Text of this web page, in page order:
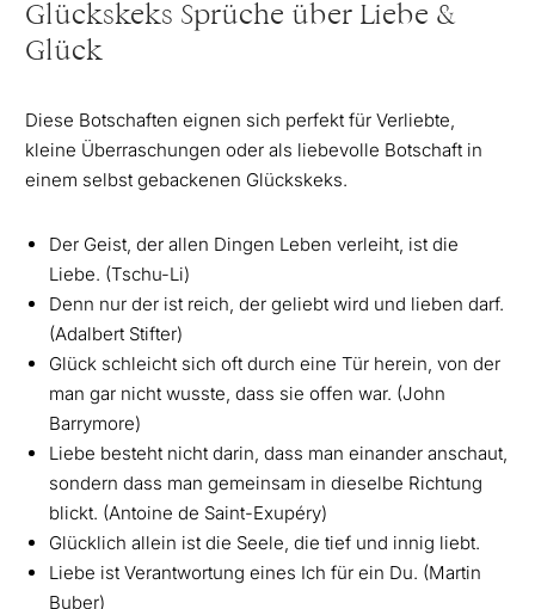
Glückskeks Sprüche über Liebe &
Glück
Diese Botschaften eignen sich perfekt für Verliebte,
kleine Überraschungen oder als liebevolle Botschaft in
einem selbst gebackenen Glückskeks.
Der Geist, der allen Dingen Leben verleiht, ist die
Liebe. (Tschu-Li)
Denn nur der ist reich, der geliebt wird und lieben darf.
(Adalbert Stifter)
Glück schleicht sich oft durch eine Tür herein, von der
man gar nicht wusste, dass sie offen war. (John
Barrymore)
Liebe besteht nicht darin, dass man einander anschaut,
sondern dass man gemeinsam in dieselbe Richtung
blickt. (Antoine de Saint-Exupéry)
Glücklich allein ist die Seele, die tief und innig liebt.
Liebe ist Verantwortung eines Ich für ein Du. (Martin
Buber)